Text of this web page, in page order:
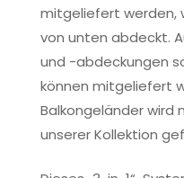
mitgeliefert werden,
von unten abdeckt.
und -abdeckungen
können mitgeliefert
Balkongeländer wird
unserer Kollektion